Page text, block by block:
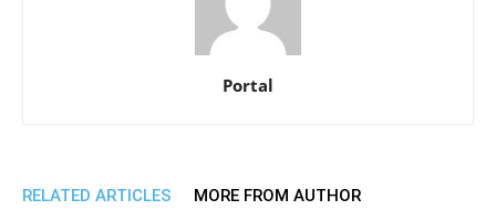
Portal
RELATED ARTICLES MORE FROM AUTHOR